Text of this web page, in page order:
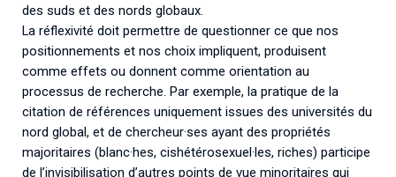
des suds et des nords globaux.
La réflexivité doit permettre de questionner ce que nos
positionnements et nos choix impliquent, produisent
comme effets ou donnent comme orientation au
processus de recherche. Par exemple, la pratique de la
citation de références uniquement issues des universités du
nord global, et de chercheur·ses ayant des propriétés
majoritaires (blanc·hes, cishétérosexuel·les, riches) participe
de l’invisibilisation d’autres points de vue minoritaires qui